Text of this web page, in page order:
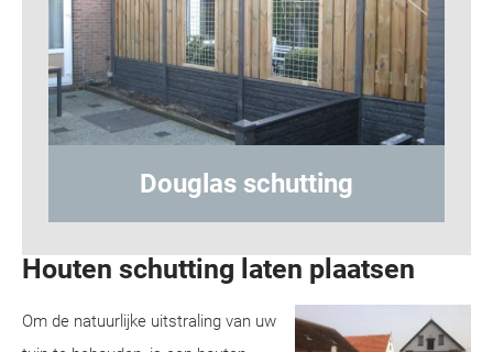
Hout-betonschutting
Houten schutting laten plaatsen
Om de natuurlijke uitstraling van uw